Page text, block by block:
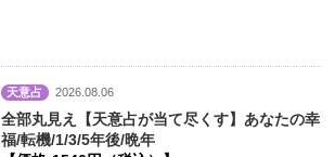
天意占 2026.08.06
全部丸見え【天意占が当て尽くす】あなたの幸
福/転機/1/3/5年後/晩年